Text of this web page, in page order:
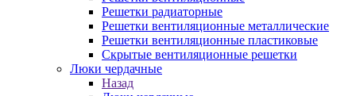
Решетки радиаторные
Решетки вентиляционные металлические
Решетки вентиляционные пластиковые
Скрытые вентиляционные решетки
Люки чердачные
Назад